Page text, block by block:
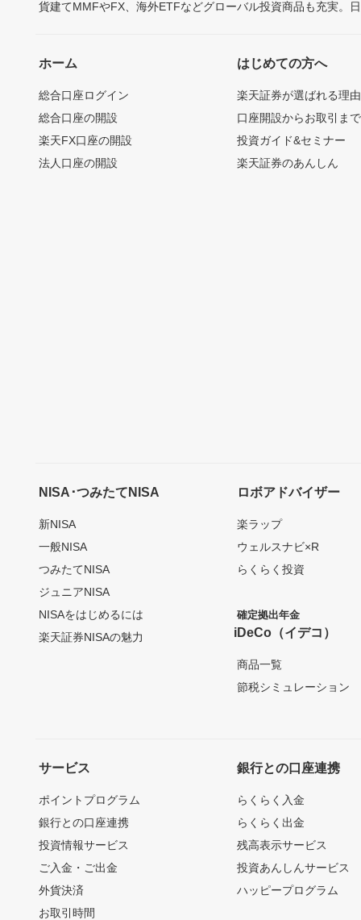
貨建てMMFやFX、海外ETFなどグローバル投資商品も充実。
ホーム
総合口座ログイン
総合口座の開設
楽天FX口座の開設
法人口座の開設
はじめての方へ
楽天証券が選ばれる理由
口座開設からお取引ま
投資ガイド&セミナー
楽天証券のあんしん
NISA･つみたてNISA
新NISA
一般NISA
つみたてNISA
ジュニアNISA
NISAをはじめるには
楽天証券NISAの魅力
ロボアドバイザー
楽ラップ
ウェルスナビ×R
らくらく投資
確定拠出年金
iDeCo（イデコ）
商品一覧
節税シミュレーション
サービス
ポイントプログラム
銀行との口座連携
投資情報サービス
ご入金・ご出金
外貨決済
お取引時間
銀行との口座連携
らくらく入金
らくらく出金
残高表示サービス
投資あんしんサービス
ハッピープログラム